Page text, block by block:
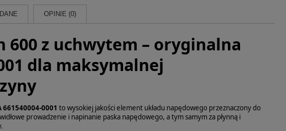
OPINIE (0)
z uchwytem – oryginalna
dla maksymalnej
661540004-0001 to wysokiej jakości element układu napędowego przeznaczony do
prowadzenie i napinanie paska napędowego, a tym samym za płynną i